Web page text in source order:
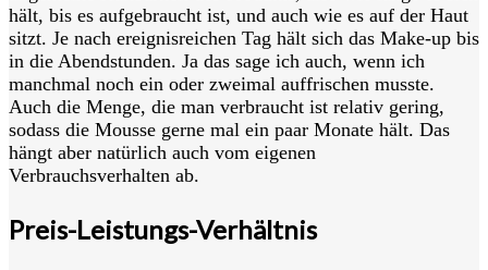
hält, bis es aufgebraucht ist, und auch wie es auf der Haut
sitzt. Je nach ereignisreichen Tag hält sich das Make-up bis
in die Abendstunden. Ja das sage ich auch, wenn ich
manchmal noch ein oder zweimal auffrischen musste.
Auch die Menge, die man verbraucht ist relativ gering,
sodass die Mousse gerne mal ein paar Monate hält. Das
hängt aber natürlich auch vom eigenen
Verbrauchsverhalten ab.
Preis-Leistungs-Verhältnis